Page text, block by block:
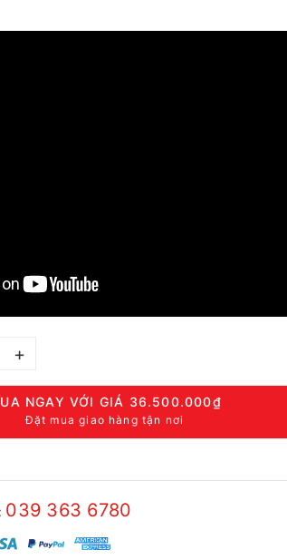
+
NGAY VỚI GIÁ 36.500.000₫
Đặt mua giao hàng tận nơi
039 363 6780